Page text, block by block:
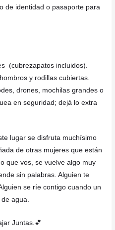
de identidad o pasaporte para
(cubrezapatos incluidos).
y rodillas cubiertas.
drones, mochilas grandes o
en seguridad; dejá lo extra
lugar se disfruta muchísimo
de otras mujeres que están
que vos, se vuelve algo muy
sin palabras. Alguien te
se ríe contigo cuando un
agua.
Juntas.💕